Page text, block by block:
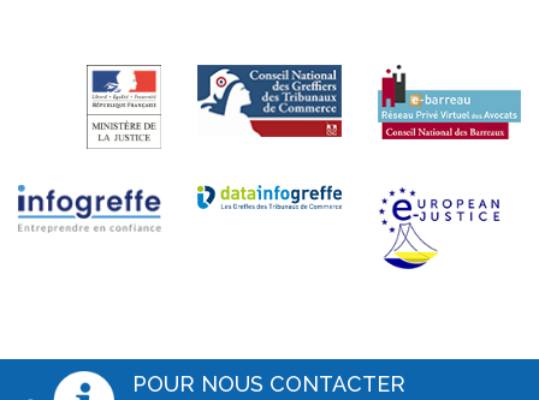
POUR NOUS CONTACTER